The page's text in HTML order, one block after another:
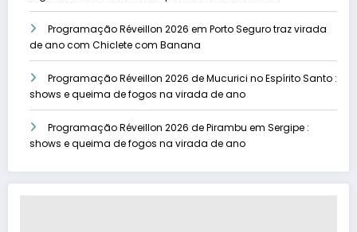
Programação Réveillon 2026 em Porto Seguro traz virada
de ano com Chiclete com Banana
Programação Réveillon 2026 de Mucurici no Espírito Santo :
shows e queima de fogos na virada de ano
Programação Réveillon 2026 de Pirambu em Sergipe :
shows e queima de fogos na virada de ano